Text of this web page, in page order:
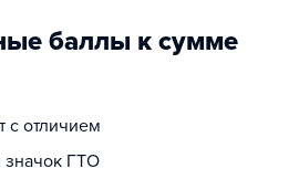
баллы к сумме
с отличием
значок ГТО